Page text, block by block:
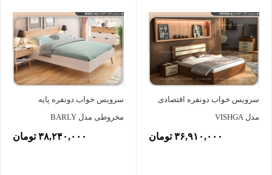
سرویس خواب دونفره اقتصادی
مدل VISHGA
۳۶,۹۱۰,۰۰۰ تومان
سرویس خواب دونفره پایه
مخروطی مدل BARLY
۳۸,۲۴۰,۰۰۰ تومان